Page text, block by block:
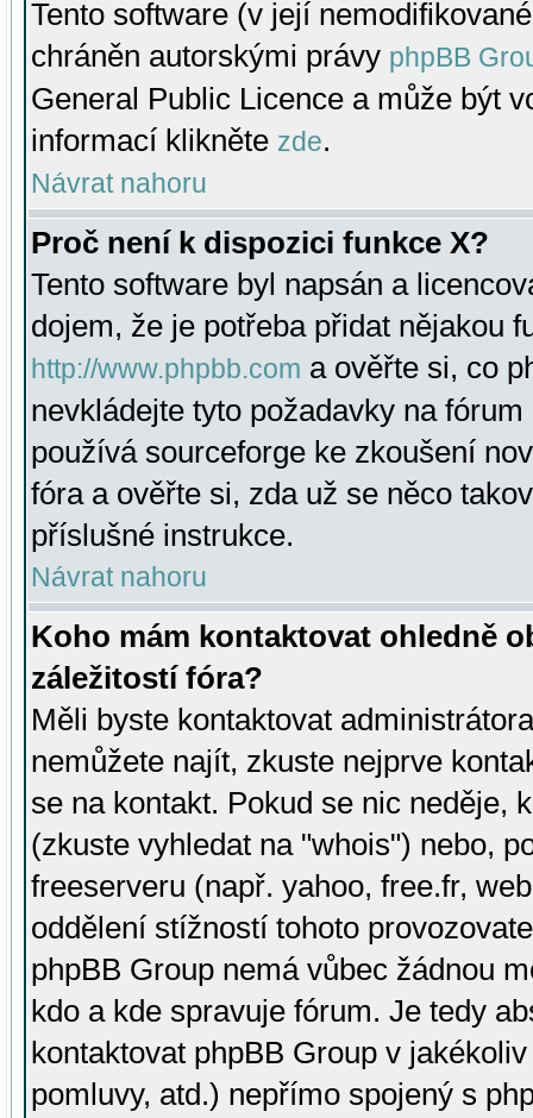
Tento software (v její
chráněn autorskými právy phpBB
General Public Licence a může být
informací klikněte zde.
Návrat nahoru
Proč není k dispozici funkce X?
Tento software byl napsán a
dojem, že je potřeba přidat nějakou
http://www.phpbb.com a ověřte si, co
nevkládejte tyto požadavky na
používá sourceforge ke zkoušení
fóra a ověřte si, zda už se něco
příslušné instrukce.
Návrat nahoru
Koho mám kontaktovat ohledně
záležitostí fóra?
Měli byste kontaktovat
nemůžete najít, zkuste nejprve
se na kontakt. Pokud se nic neděje,
(zkuste vyhledat na "whois") nebo,
freeserveru (např. yahoo, free.fr,
oddělení stížností tohoto
phpBB Group nemá vůbec žádnou
kdo a kde spravuje fórum. Je tedy
kontaktovat phpBB Group v
pomluvy, atd.) nepřímo spojený s